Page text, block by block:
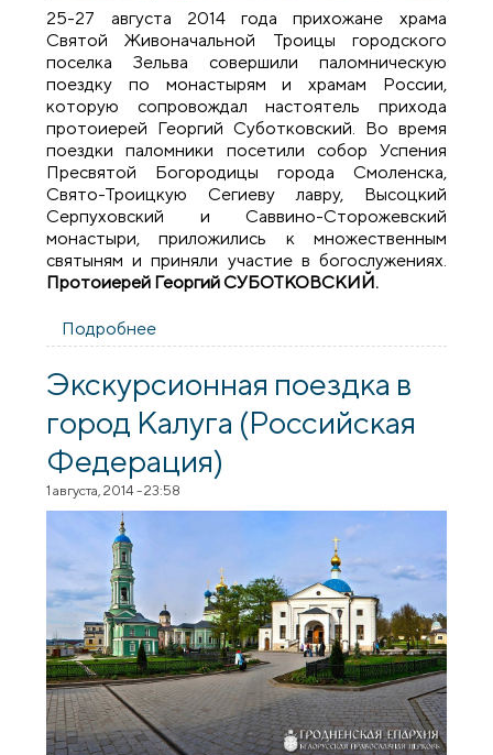
25-27 августа 2014 года прихожане храма
Святой Живоначальной Троицы городского
поселка Зельва совершили паломническую
поездку по монастырям и храмам России,
которую сопровождал настоятель прихода
протоиерей Георгий Суботковский. Во время
поездки паломники посетили собор Успения
Пресвятой Богородицы города Смоленска,
Свято-Троицкую Сегиеву лавру, Высоцкий
Серпуховский и Саввино-Сторожевский
монастыри, приложились к множественным
святыням и приняли участие в богослужениях.
Протоиерей Георгий СУБОТКОВСКИЙ.
Подробнее
России
Экскурсионная поездка в
город Калуга (Российская
Федерация)
1 августа, 2014 - 23:58